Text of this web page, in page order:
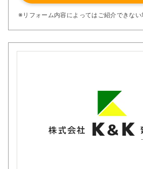
より、夏は涼しく冬は暖かい快適な住
す。
付きで、安全性に対する信頼性も明確
※リフォーム内容によってはご紹介できない